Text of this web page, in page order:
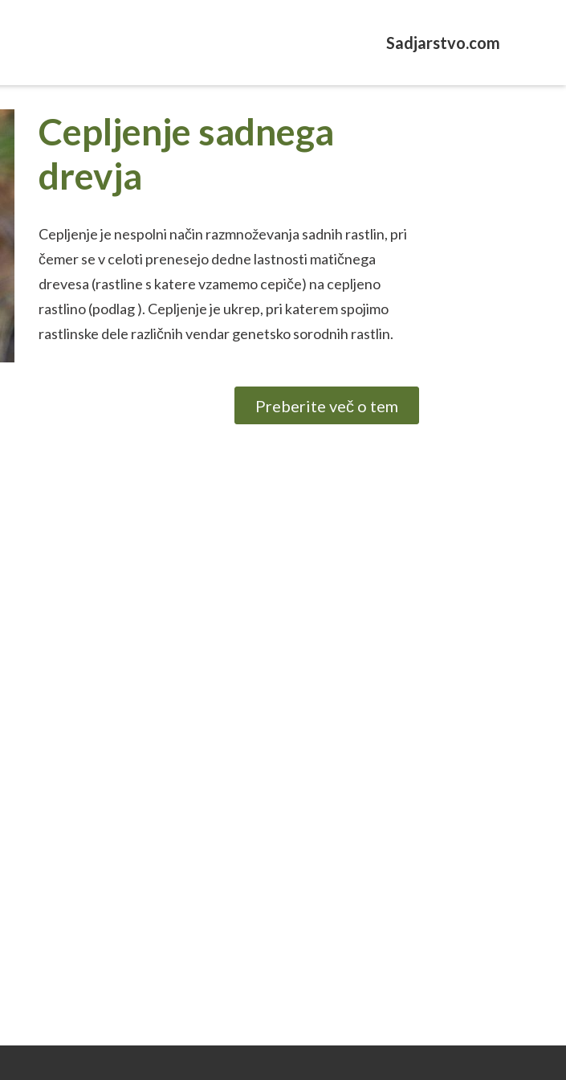
Sadjarstvo.com
Cepljenje sadnega
drevja
Cepljenje je nespolni način razmnoževanja sadnih rastlin, pri
čemer se v celoti prenesejo dedne lastnosti matičnega
drevesa (rastline s katere vzamemo cepiče) na cepljeno
rastlino (podlag ). Cepljenje je ukrep, pri katerem spojimo
rastlinske dele različnih vendar genetsko sorodnih rastlin.
Preberite več o tem